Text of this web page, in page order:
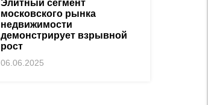
Элитный сегмент
московского рынка
недвижимости
демонстрирует взрывной
рост
06.06.2025